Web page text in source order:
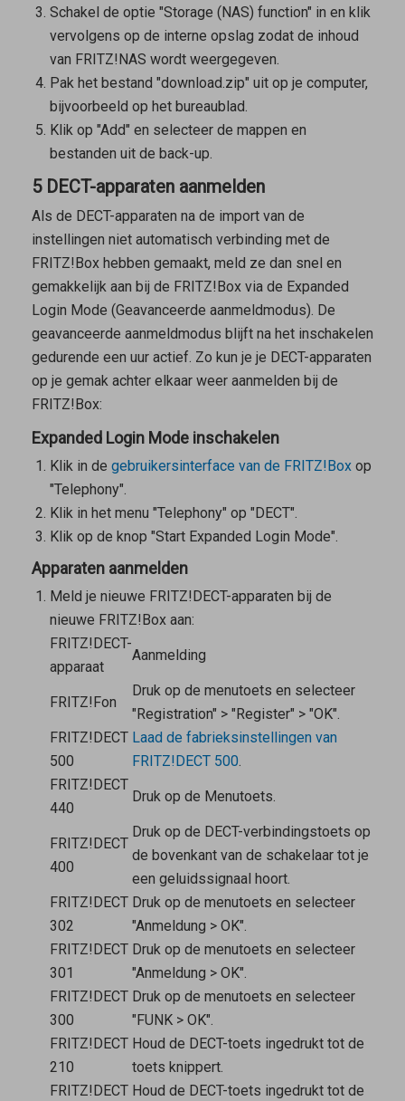
Schakel de optie "Storage (NAS) function" in en klik
vervolgens op de interne opslag zodat de inhoud
van FRITZ!NAS wordt weergegeven.
Pak het bestand "download.zip" uit op je computer,
bijvoorbeeld op het bureaublad.
Klik op "Add" en selecteer de mappen en
bestanden uit de back-up.
5 DECT-apparaten aanmelden
Als de DECT-apparaten na de import van de
instellingen niet automatisch verbinding met de
FRITZ!Box hebben gemaakt, meld ze dan snel en
gemakkelijk aan bij de FRITZ!Box via de Expanded
Login Mode (Geavanceerde aanmeldmodus). De
geavanceerde aanmeldmodus blijft na het inschakelen
gedurende een uur actief. Zo kun je je DECT-apparaten
op je gemak achter elkaar weer aanmelden bij de
FRITZ!Box:
Expanded Login Mode inschakelen
Klik in de gebruikersinterface van de FRITZ!Boxop
"Telephony".
Klik in het menu "Telephony" op "DECT".
Klik op de knop "Start Expanded Login Mode".
Apparaten aanmelden
Meld je nieuwe FRITZ!DECT-apparaten bij de
nieuwe FRITZ!Box aan:
FRITZ!DECT-
apparaat
Aanmelding
FRITZ!Fon
Druk op de menutoets en selecteer
"Registration" > "Register" > "OK".
FRITZ!DECT
500
Laad de fabrieksinstellingen van
FRITZ!DECT 500.
FRITZ!DECT
440
Druk op de Menutoets.
FRITZ!DECT
400
Druk op de DECT-verbindingstoets op
de bovenkant van de schakelaar tot je
een geluidssignaal hoort.
FRITZ!DECT
302
Druk op de menutoets en selecteer
"Anmeldung > OK".
FRITZ!DECT
301
Druk op de menutoets en selecteer
"Anmeldung > OK".
FRITZ!DECT
300
Druk op de menutoets en selecteer
"FUNK > OK".
FRITZ!DECT
210
Houd de DECT-toets ingedrukt tot de
toets knippert.
FRITZ!DECT Houd de DECT-toets ingedrukt tot de